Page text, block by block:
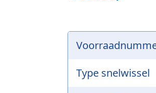
Type snelwissel